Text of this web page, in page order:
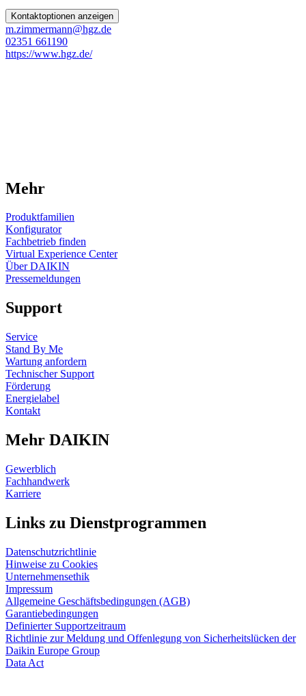
Kontaktoptionen anzeigen
m.zimmermann@hgz.de
02351 661190
https://www.hgz.de/
Mehr
Produktfamilien
Konfigurator
Fachbetrieb finden
Virtual Experience Center
Über DAIKIN
Pressemeldungen
Support
Service
Stand By Me
Wartung anfordern
Technischer Support
Förderung
Energielabel
Kontakt
Mehr DAIKIN
Gewerblich
Fachhandwerk
Karriere
Links zu Dienstprogrammen
Datenschutzrichtlinie
Hinweise zu Cookies
Unternehmensethik
Impressum
Allgemeine Geschäftsbedingungen (AGB)
Garantiebedingungen
Definierter Supportzeitraum
Richtlinie zur Meldung und Offenlegung von Sicherheitslücken der
Daikin Europe Group
Data Act